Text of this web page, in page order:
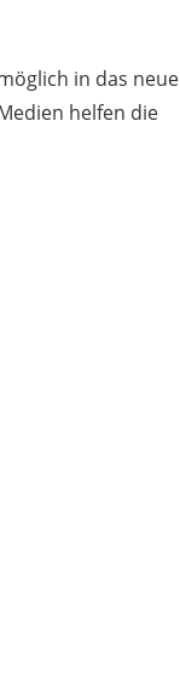
in das neue
helfen die